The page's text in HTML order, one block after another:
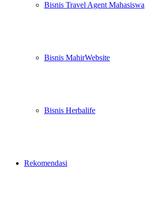
Bisnis Travel Agent Mahasiswa
Bisnis MahirWebsite
Bisnis Herbalife
Rekomendasi